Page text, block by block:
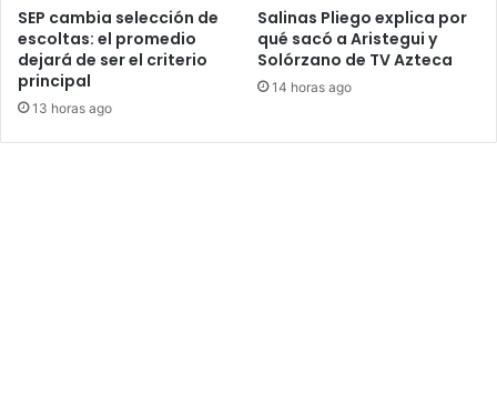
SEP cambia selección de
escoltas: el promedio
dejará de ser el criterio
principal
13 horas ago
Salinas Pliego explica por
qué sacó a Aristegui y
Solórzano de TV Azteca
14 horas ago